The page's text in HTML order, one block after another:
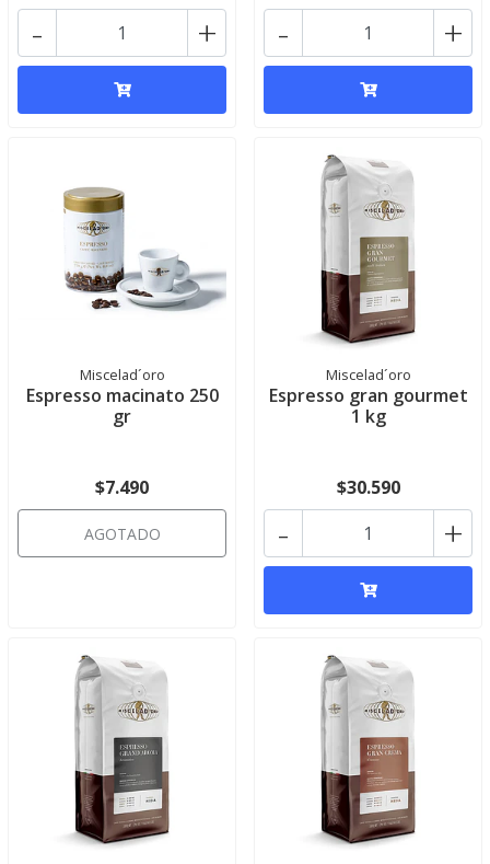
+
- +
-
Miscelad´oro
Espresso macinato 250
gr
$7.490
AGOTADO
Miscelad´oro
Espresso gran gourmet
1 kg
$30.590
+
-